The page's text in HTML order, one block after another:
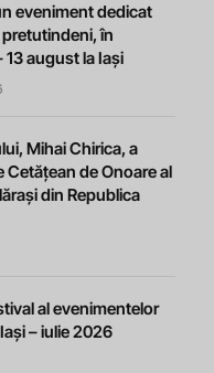
eveniment dedicat
în
13 august la Iași
Mihai Chirica, a
Cetățean de Onoare al
din Republica
al evenimentelor
– iulie 2026